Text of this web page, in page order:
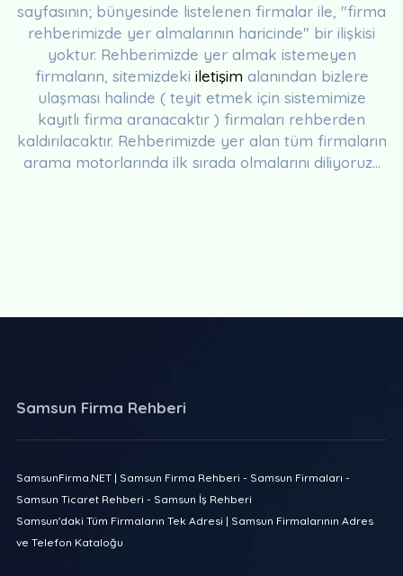
sayfasının; bünyesinde listelenen firmalar ile, "firma
rehberimizde yer almalarının haricinde" bir ilişkisi
yoktur. Rehberimizde yer almak istemeyen
firmaların, sitemizdeki iletişim alanından bizlere
ulaşması halinde ( teyit etmek için sistemimize
kayıtlı firma aranacaktır ) firmaları rehberden
kaldırılacaktır. Rehberimizde yer alan tüm firmaların
arama motorlarında ilk sırada olmalarını diliyoruz...
Samsun Firma Rehberi
SamsunFirma.NET | Samsun Firma Rehberi - Samsun Firmaları -
Samsun Ticaret Rehberi - Samsun İş Rehberi
Samsun'daki Tüm Firmaların Tek Adresi | Samsun Firmalarının Adres
ve Telefon Kataloğu